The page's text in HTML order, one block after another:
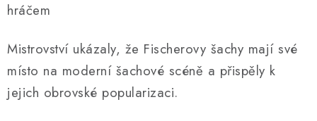
hráčem
Mistrovství ukázaly, že Fischerovy šachy mají své
místo na moderní šachové scéně a přispěly k
jejich obrovské popularizaci.